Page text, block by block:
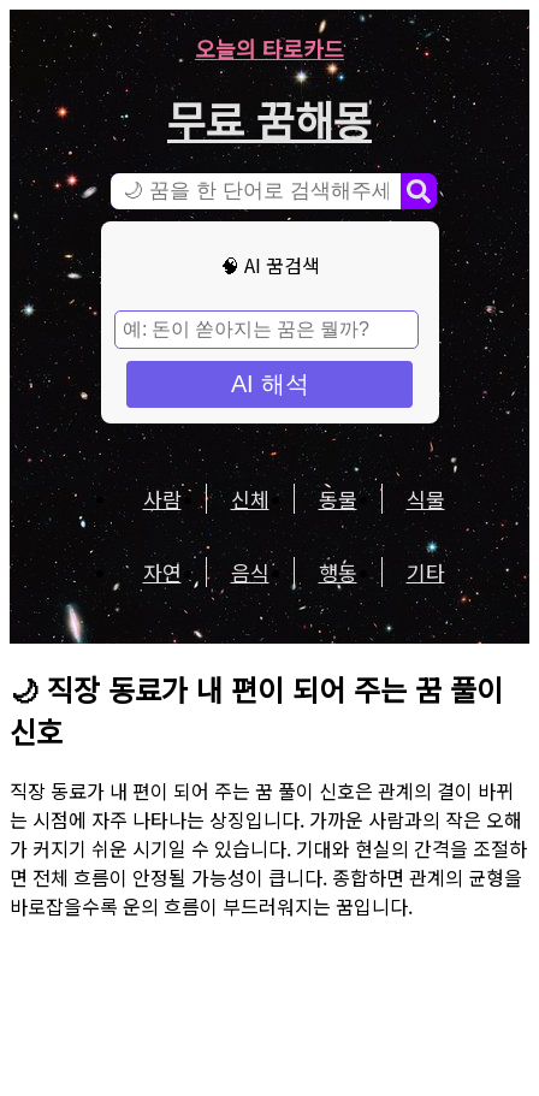
오늘의 타로카드
무료 꿈해몽
🧠 AI 꿈검색
AI 해석
사람 신체 동물 식물
자연 음식 행동 기타
🌙 직장 동료가 내 편이 되어 주는 꿈 풀이
신호
직장 동료가 내 편이 되어 주는 꿈 풀이 신호은 관계의 결이 바뀌
는 시점에 자주 나타나는 상징입니다. 가까운 사람과의 작은 오해
가 커지기 쉬운 시기일 수 있습니다. 기대와 현실의 간격을 조절하
면 전체 흐름이 안정될 가능성이 큽니다. 종합하면 관계의 균형을
바로잡을수록 운의 흐름이 부드러워지는 꿈입니다.